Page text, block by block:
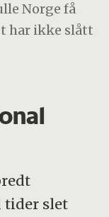
Norge få
har ikke slått
tider slet